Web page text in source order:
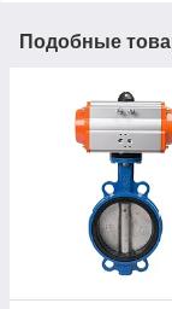
Подобные